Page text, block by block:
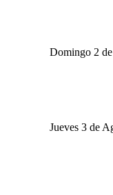
Domingo 2
Jueves 3 de